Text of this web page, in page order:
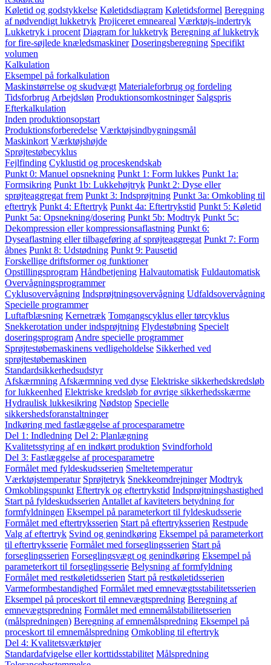
Køletid og godstykkelse Køletidsdiagram Køletidsformel Beregning
af nødvendigt lukketryk Projiceret emneareal Værktøjs-indertryk
Lukketryk i procent Diagram for lukketryk Beregning af lukketryk
for fire-søjlede knæledsmaskiner Doseringsberegning Specifikt
volumen
Kalkulation
Eksempel på forkalkulation
Maskinstørrelse og skudvægt Materialeforbrug og fordeling
Tidsforbrug Arbejdsløn Produktionsomkostninger Salgspris
Efterkalkulation
Inden produktionsopstart
Produktionsforberedelse Værktøjsindbygningsmål
Maskinkort Værktøjshøjde
Sprøjtestøbecyklus
Fejlfinding Cyklustid og proceskendskab
Punkt 0: Manuel opsnekning Punkt 1: Form lukkes Punkt 1a:
Formsikring Punkt 1b: Lukkehøjtryk Punkt 2: Dyse eller
sprøjteaggregat frem Punkt 3: Indsprøjtning Punkt 3a: Omkobling til
eftertryk Punkt 4: Eftertryk Punkt 4a: Eftertrykstid Punkt 5: Køletid
Punkt 5a: Opsnekning/dosering Punkt 5b: Modtryk Punkt 5c:
Dekompression eller kompressionsaflastning Punkt 6:
Dyseaflastning eller tilbageføring af sprøjteaggregat Punkt 7: Form
åbnes Punkt 8: Udstødning Punkt 9: Pausetid
Forskellige driftsformer og funktioner
Opstillingsprogram Håndbetjening Halvautomatisk Fuldautomatisk
Overvågningsprogrammer
Cyklusovervågning Indsprøjtningsovervågning Udfaldsovervågning
Specielle programmer
Luftafblæsning Kernetræk Tomgangscyklus eller tørcyklus
Snekkerotation under indsprøjtning Flydestøbning Specielt
doseringsprogram Andre specielle programmer
Sprøjtestøbemaskinens vedligeholdelse Sikkerhed ved
sprøjtestøbemaskinen
Standardsikkerhedsudstyr
Afskærmning Afskærmning ved dyse Elektriske sikkerhedskredsløb
for lukkeenhed Elektriske kredsløb for øvrige sikkerhedsskærme
Hydraulisk lukkesikring Nødstop Specielle
sikkershedsforanstaltninger
Indkøring med fastlæggelse af procesparametre
Del 1: Indledning Del 2: Planlægning
Kvalitetsstyring af en indkørt produktion Svindforhold
Del 3: Fastlæggelse af procesparametre
Formålet med fyldeskudsserien Smeltetemperatur
Værktøjstemperatur Sprøjtetryk Snekkeomdrejninger Modtryk
Omkoblingspunkt Eftertryk og eftertrykstid Indsprøjtningshastighed
Start på fyldeskudsserien Antallet af kaviteters betydning for
formfyldningen Eksempel på parameterkort til fyldeskudsserie
Formålet med eftertryksserien Start på eftertryksserien Restpude
Valg af eftertryk Svind og genindkøring Eksempel på parameterkort
til eftertryksserie Formålet med forseglingsserien Start på
forseglingsserien Forseglingsvægt og genindkøring Eksempel på
parameterkort til forseglingsserie Belysning af formfyldning
Formålet med restkøletidsserien Start på restkøletidsserien
Varmeformbestandighed Formålet med emnevægtsstabilitetsserien
Eksempel på proceskort til emnevægtspredning Beregning af
emnevægtspredning Formålet med emnemålstabilitetsserien
(målspredningen) Beregning af emnemålspredning Eksempel på
proceskort til emnemålspredning Omkobling til eftertryk
Del 4: Kvalitetsværktøjer
Standardafvigelse eller korttidsstabilitet Målspredning